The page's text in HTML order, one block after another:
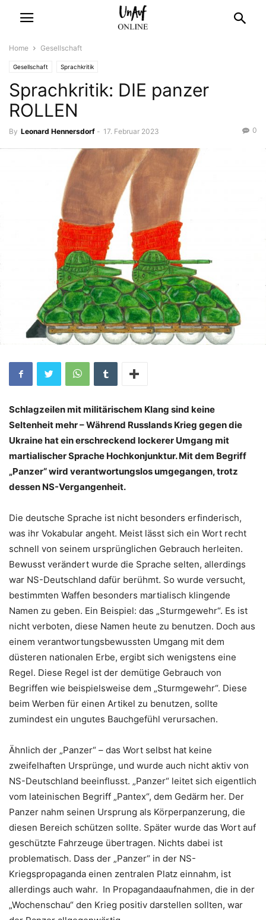
Home Gesellschaft
Gesellschaft Sprachkritik
Sprachkritik: DIE panzer
ROLLEN
By Leonard Hennersdorf - 17. Februar 2023 0
Schlagzeilen mit militärischem Klang sind keine
Seltenheit mehr – Während Russlands Krieg gegen die
Ukraine hat ein erschreckend lockerer Umgang mit
martialischer Sprache Hochkonjunktur. Mit dem Begriff
„Panzer“ wird verantwortungslos umgegangen, trotz
dessen NS-Vergangenheit.
Die deutsche Sprache ist nicht besonders erfinderisch,
was ihr Vokabular angeht. Meist lässt sich ein Wort recht
schnell von seinem ursprünglichen Gebrauch herleiten.
Bewusst verändert wurde die Sprache selten, allerdings
war NS-Deutschland dafür berühmt. So wurde versucht,
bestimmten Waffen besonders martialisch klingende
Namen zu geben. Ein Beispiel: das „Sturmgewehr“. Es ist
nicht verboten, diese Namen heute zu benutzen. Doch aus
einem verantwortungsbewussten Umgang mit dem
düsteren nationalen Erbe, ergibt sich wenigstens eine
Regel. Diese Regel ist der demütige Gebrauch von
Begriffen wie beispielsweise dem „Sturmgewehr“. Diese
beim Werben für einen Artikel zu benutzen, sollte
zumindest ein ungutes Bauchgefühl verursachen.
Ähnlich der „Panzer“ – das Wort selbst hat keine
zweifelhaften Ursprünge, und wurde auch nicht aktiv von
NS-Deutschland beeinflusst. „Panzer“ leitet sich eigentlich
vom lateinischen Begriff „Pantex“, dem Gedärm her. Der
Panzer nahm seinen Ursprung als Körperpanzerung, die
diesen Bereich schützen sollte. Später wurde das Wort auf
geschützte Fahrzeuge übertragen. Nichts dabei ist
problematisch. Dass der „Panzer“ in der NS-
Kriegspropaganda einen zentralen Platz einnahm, ist
allerdings auch wahr. In Propagandaaufnahmen, die in der
„Wochenschau“ den Krieg positiv darstellen sollten, war